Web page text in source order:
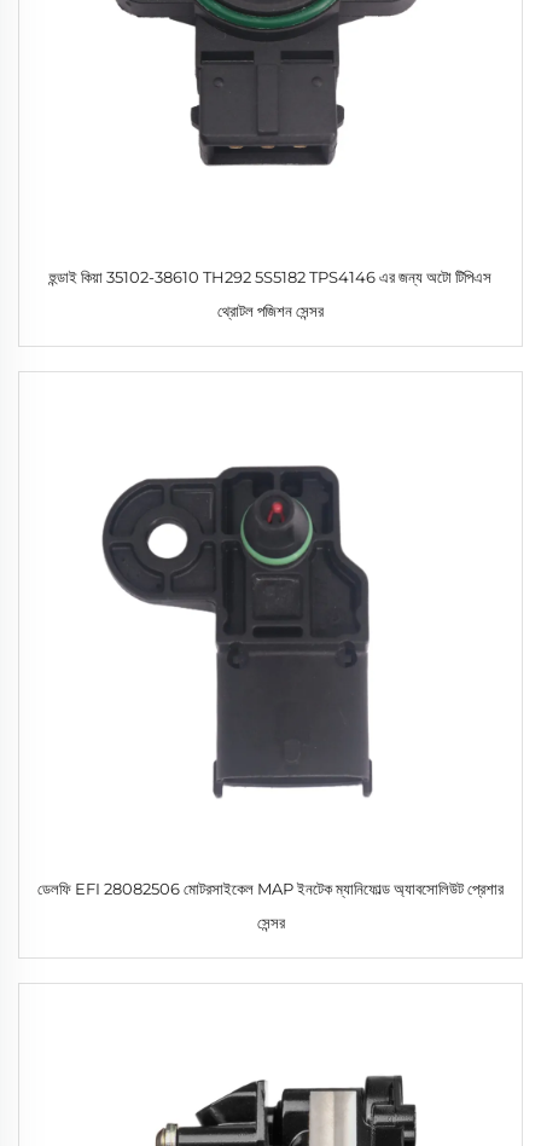
হুন্ডাই কিয়া 35102-38610 TH292 5S5182 TPS4146 এর জন্য অটো টিপিএস
থ্রোটল পজিশন সেন্সর
ডেলফি EFI 28082506 মোটরসাইকেল MAP ইনটেক ম্যানিফোল্ড অ্যাবসোলিউট প্রেশার
সেন্সর